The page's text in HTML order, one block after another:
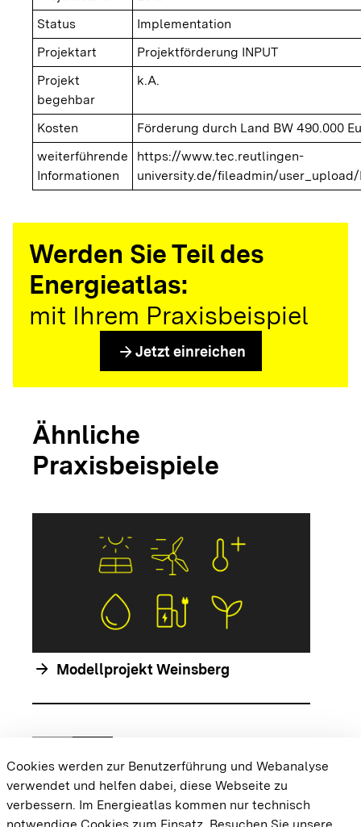
Status
Implementation
Projektart
Projektförderung INPUT
Projekt
begehbar
k.A.
Kosten
Förderung durch Land BW 490.000
weiterführende
Informationen
https://www.tec.reutlingen-
university.de/fileadmin/user_upload/
Werden Sie Teil des
Energieatlas:
mit Ihrem Praxisbeispiel
arrow_forward Jetzt einreichen
Ähnliche
Praxisbeispiele
arrow_forward Modellprojekt Weinsberg
Zur vorhergehenden Folie springen
chevron_rightZur nächsten Folie springen
{{#displayPraxisbeispielMap}} {{{body}}}
{{/displayPraxisbeispielMap}}
Cookies werden zur Benutzerführung und Webanalyse
verwendet und helfen dabei, diese Webseite zu
verbessern. Im Energieatlas kommen nur technisch